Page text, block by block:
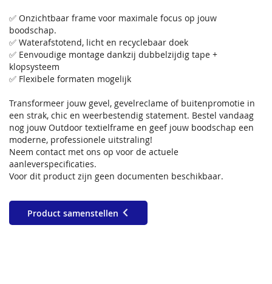
✅ Onzichtbaar frame voor maximale focus op jouw
boodschap.
✅ Waterafstotend, licht en recyclebaar doek
✅ Eenvoudige montage dankzij dubbelzijdig tape +
klopsysteem
✅ Flexibele formaten mogelijk
Transformeer jouw gevel, gevelreclame of buitenpromotie in
een strak, chic en weerbestendig statement. Bestel vandaag
nog jouw Outdoor textielframe en geef jouw boodschap een
moderne, professionele uitstraling!
Neem contact met ons op voor de actuele
aanleverspecificaties.
Voor dit product zijn geen documenten beschikbaar.
Product samenstellen